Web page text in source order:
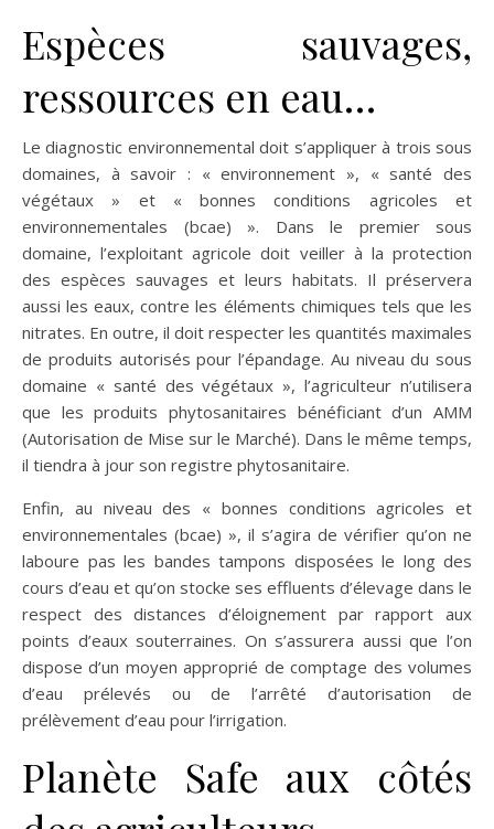
Espèces sauvages,
ressources en eau…
Le diagnostic environnemental doit s’appliquer à trois sous
domaines, à savoir : « environnement », « santé des
végétaux » et « bonnes conditions agricoles et
environnementales (bcae) ». Dans le premier sous
domaine, l’exploitant agricole doit veiller à la protection
des espèces sauvages et leurs habitats. Il préservera
aussi les eaux, contre les éléments chimiques tels que les
nitrates. En outre, il doit respecter les quantités maximales
de produits autorisés pour l’épandage. Au niveau du sous
domaine « santé des végétaux », l’agriculteur n’utilisera
que les produits phytosanitaires bénéficiant d’un AMM
(Autorisation de Mise sur le Marché). Dans le même temps,
il tiendra à jour son registre phytosanitaire.
Enfin, au niveau des « bonnes conditions agricoles et
environnementales (bcae) », il s’agira de vérifier qu’on ne
laboure pas les bandes tampons disposées le long des
cours d’eau et qu’on stocke ses effluents d’élevage dans le
respect des distances d’éloignement par rapport aux
points d’eaux souterraines. On s’assurera aussi que l’on
dispose d’un moyen approprié de comptage des volumes
d’eau prélevés ou de l’arrêté d’autorisation de
prélèvement d’eau pour l’irrigation.
Planète Safe aux côtés